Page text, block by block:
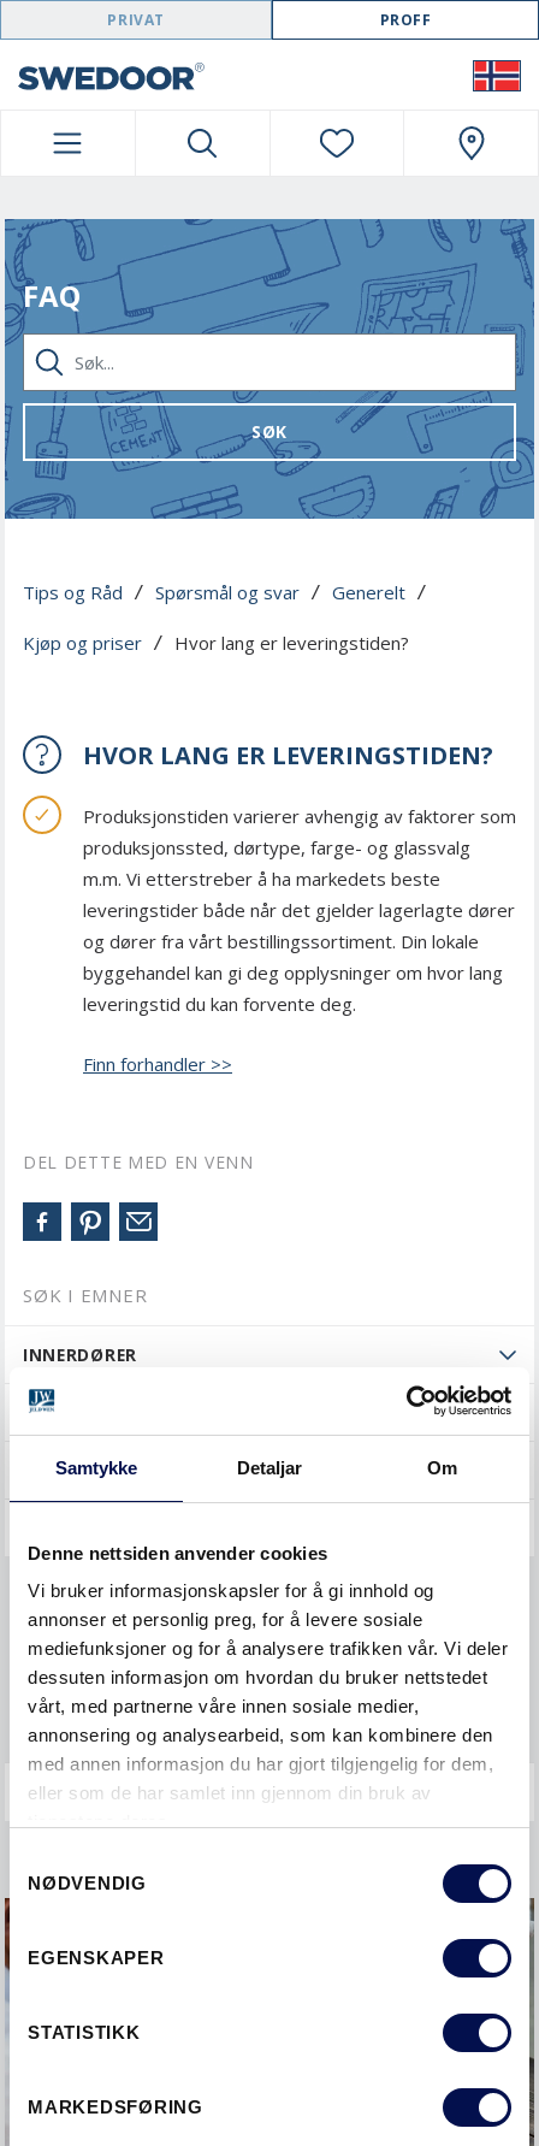
Samtykke Detaljar Om
Denne nettsiden anvender cookies
Vi bruker informasjonskapsler for å gi innhold og
annonser et personlig preg, for å levere sosiale
mediefunksjoner og for å analysere trafikken vår. Vi deler
dessuten informasjon om hvordan du bruker nettstedet
vårt, med partnerne våre innen sosiale medier,
annonsering og analysearbeid, som kan kombinere den
med annen informasjon du har gjort tilgjengelig for dem,
eller som de har samlet inn gjennom din bruk av
Selection
NØDVENDIG
EGENSKAPER
STATISTIKK
MARKEDSFØRING
SWEDOOR NAVIGATION
PRIVAT PROFF
FAQ
SØK...
SØK
Tips og Råd / Spørsmål og svar / Generelt /
Kjøp og priser / Hvor lang er leveringstiden?
HVOR LANG ER LEVERINGSTIDEN?
Produksjonstiden varierer avhengig av faktorer som
produksjonssted, dørtype, farge- og glassvalg
m.m. Vi etterstreber å ha markedets beste
leveringstider både når det gjelder lagerlagte dører
og dører fra vårt bestillingssortiment. Din lokale
byggehandel kan gi deg opplysninger om hvor lang
leveringstid du kan forvente deg.
Finn forhandler >>
DEL DETTE MED EN VENN
SØK I EMNER
INNERDØRER
SKYVEDØRER
YTTERDØRER
KJØP OG PRISER
Øvrige spørsmål
Garanti og reklamasjon